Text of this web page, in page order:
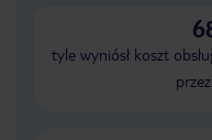
tyle wyniósł koszt